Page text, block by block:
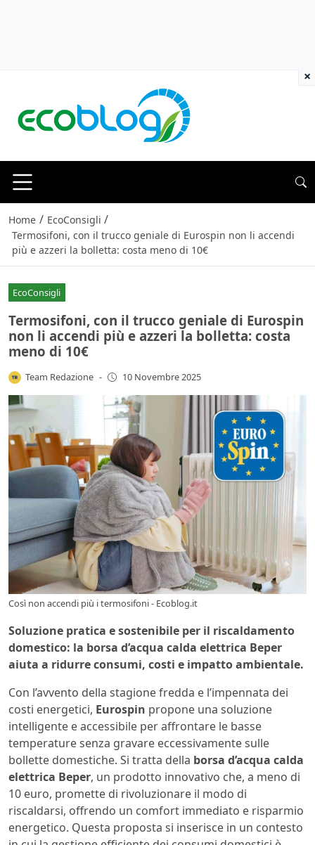
Home / EcoConsigli /
Termosifoni, con il trucco geniale di Eurospin non li accendi
più e azzeri la bolletta: costa meno di 10€
EcoConsigli
Termosifoni, con il trucco geniale di Eurospin
non li accendi più e azzeri la bolletta: costa
meno di 10€
Team Redazione - 10 Novembre 2025
Così non accendi più i termosifoni - Ecoblog.it
Soluzione pratica e sostenibile per il riscaldamento
domestico: la borsa d’acqua calda elettrica Beper
aiuta a ridurre consumi, costi e impatto ambientale.
Con l’avvento della stagione fredda e l’impennata dei
costi energetici, Eurospin propone una soluzione
intelligente e accessibile per affrontare le basse
temperature senza gravare eccessivamente sulle
bollette domestiche. Si tratta della borsa d’acqua calda
elettrica Beper, un prodotto innovativo che, a meno di
10 euro, promette di rivoluzionare il modo di
riscaldarsi, offrendo un comfort immediato e risparmio
energetico. Questa proposta si inserisce in un contesto
×